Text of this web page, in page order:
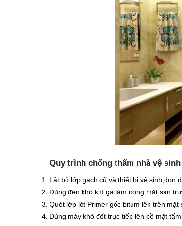
Quy trình chống thấm nhà vệ
Lật bỏ lớp gạch cũ và thiết bị vệ sinh,dọn
Dùng đèn khò khí ga làm nóng mặt sàn
Quét lớp lót Primer gốc bitum lên trên mặt
Dùng máy khò đốt trực tiếp lên bề mặt